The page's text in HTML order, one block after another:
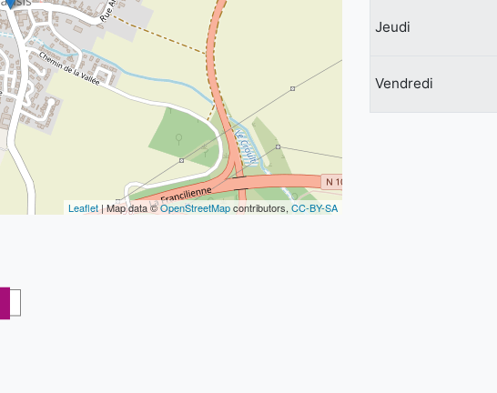
Leaflet| Map data ©OpenStreetMapcontributors, CC-BY-SA
Jeudi
Vendredi